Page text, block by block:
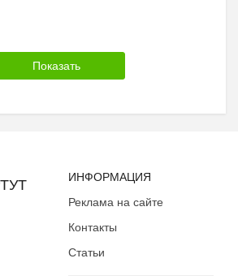
ИНФОРМАЦИЯ
Реклама на сайте
Контакты
Статьи